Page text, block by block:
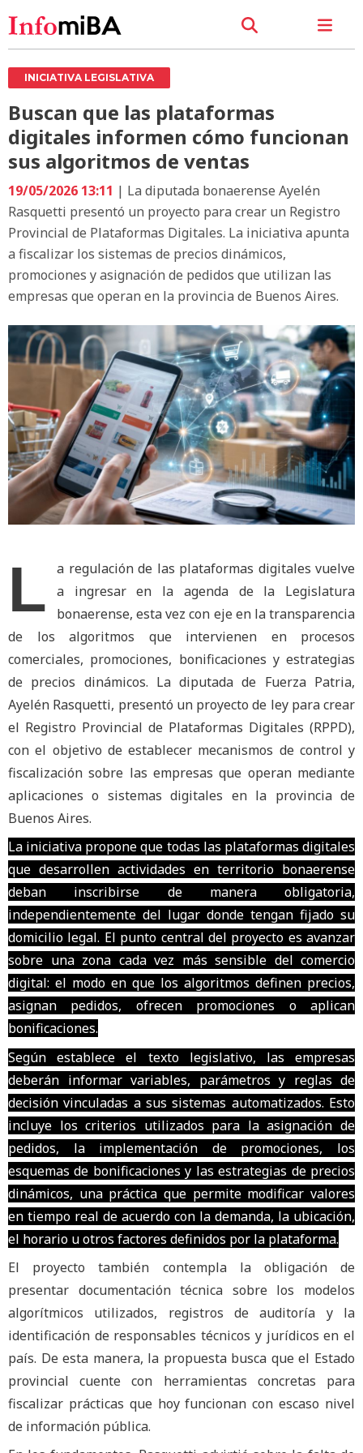
INICIATIVA LEGISLATIVA
Buscan que las plataformas
digitales informen cómo funcionan
sus algoritmos de ventas
19/05/2026 13:11 | La diputada bonaerense Ayelén
Rasquetti presentó un proyecto para crear un Registro
Provincial de Plataformas Digitales. La iniciativa apunta
a fiscalizar los sistemas de precios dinámicos,
promociones y asignación de pedidos que utilizan las
empresas que operan en la provincia de Buenos Aires.
L
a regulación de las plataformas digitales vuelve
a ingresar en la agenda de la Legislatura
bonaerense, esta vez con eje en la transparencia
de los algoritmos que intervienen en procesos
comerciales, promociones, bonificaciones y estrategias
de precios dinámicos. La diputada de Fuerza Patria,
Ayelén Rasquetti, presentó un proyecto de ley para crear
el Registro Provincial de Plataformas Digitales (RPPD),
con el objetivo de establecer mecanismos de control y
fiscalización sobre las empresas que operan mediante
aplicaciones o sistemas digitales en la provincia de
Buenos Aires.
La iniciativa propone que todas las plataformas digitales
que desarrollen actividades en territorio bonaerense
deban inscribirse de manera obligatoria,
independientemente del lugar donde tengan fijado su
domicilio legal. El punto central del proyecto es avanzar
sobre una zona cada vez más sensible del comercio
digital: el modo en que los algoritmos definen precios,
asignan pedidos, ofrecen promociones o aplican
bonificaciones.
Según establece el texto legislativo, las empresas
deberán informar variables, parámetros y reglas de
decisión vinculadas a sus sistemas automatizados. Esto
incluye los criterios utilizados para la asignación de
pedidos, la implementación de promociones, los
esquemas de bonificaciones y las estrategias de precios
dinámicos, una práctica que permite modificar valores
en tiempo real de acuerdo con la demanda, la ubicación,
el horario u otros factores definidos por la plataforma.
El proyecto también contempla la obligación de
presentar documentación técnica sobre los modelos
algorítmicos utilizados, registros de auditoría y la
identificación de responsables técnicos y jurídicos en el
país. De esta manera, la propuesta busca que el Estado
provincial cuente con herramientas concretas para
fiscalizar prácticas que hoy funcionan con escaso nivel
de información pública.